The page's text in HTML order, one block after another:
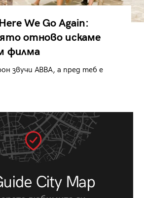
We Go Again:
отново искаме
филма
звучи ABBA, а пред теб е